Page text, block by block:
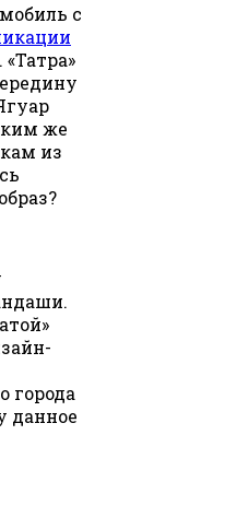
с
. «Татра»
же
из
города
данное